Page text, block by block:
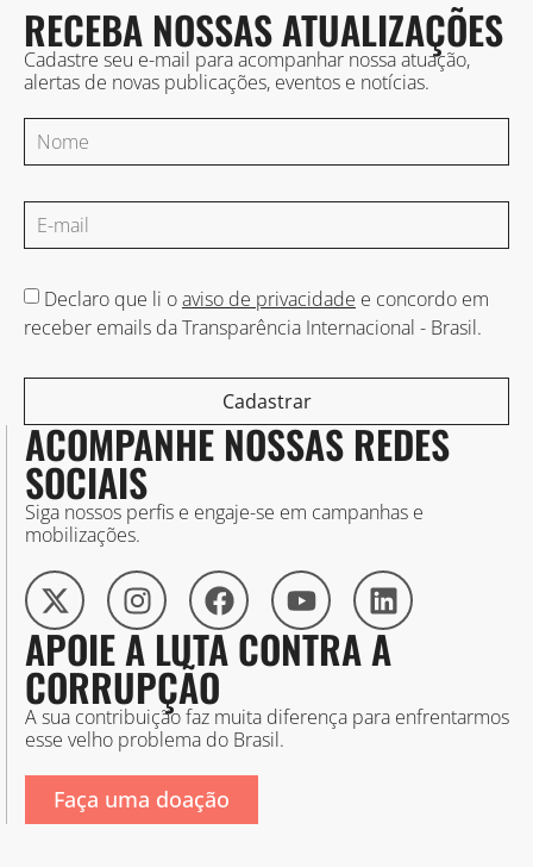
RECEBA NOSSAS ATUALIZAÇÕES
Cadastre seu e-mail para acompanhar nossa atuação,
alertas de novas publicações, eventos e notícias.
Declaro que li oaviso de privacidade e concordo em
receber emails da Transparência Internacional - Brasil.
Cadastrar
ACOMPANHE NOSSAS REDES
SOCIAIS
Siga nossos perfis e engaje-se em campanhas e
mobilizações.
APOIE A LUTA CONTRA A
CORRUPÇÃO
A sua contribuição faz muita diferença para enfrentarmos
esse velho problema do Brasil.
Faça uma doação